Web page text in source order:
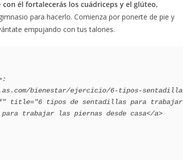
con él fortalecerás los cuádriceps y el glúteo,
para hacerlo. Comienza por ponerte de pie y
empujando con tus talones.
title="6 tipos de sentadillas para trabajar
trabajar las piernas desde casa</a>